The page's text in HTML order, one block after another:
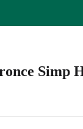
Simp